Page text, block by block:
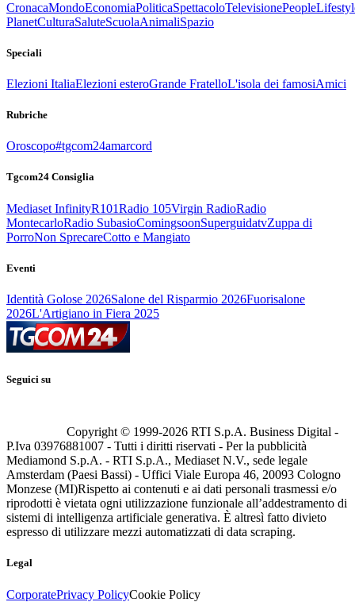
CronacaMondoEconomiaPoliticaSpettacoloTelevisionePeople
PlanetCulturaSaluteScuolaAnimaliSpazio
Speciali
Elezioni ItaliaElezioni esteroGrande FratelloL'isola dei famosiAmici
Rubriche
Oroscopo#tgcom24amarcord
Tgcom24 Consiglia
Mediaset InfinityR101Radio 105Virgin RadioRadio
MontecarloRadio SubasioComingsoonSuperguidatvZuppa di
PorroNon SprecareCotto e Mangiato
Eventi
Identità Golose 2026Salone del Risparmio 2026Fuorisalone
2026L'Artigiano in Fiera 2025
Seguici su
Copyright © 1999-2026 RTI S.p.A. Business Digital -
P.Iva 03976881007 - Tutti i diritti riservati - Per la pubblicità
Mediamond S.p.A. - RTI S.p.A., Mediaset N.V., sede legale
Amsterdam (Paesi Bassi) - Uffici Viale Europa 46, 20093 Cologno
Monzese (MI)Rispetto ai contenuti e ai dati personali trasmessi e/o
riprodotti è vietata ogni utilizzazione funzionale all’addestramento di
sistemi di intelligenza artificiale generativa. È altresì fatto divieto
espresso di utilizzare mezzi automatizzati di data scraping.
Legal
CorporatePrivacy PolicyCookie Policy